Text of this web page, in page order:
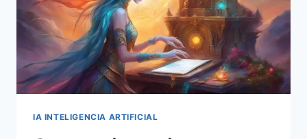
IA INTELIGENCIA ARTIFICIAL